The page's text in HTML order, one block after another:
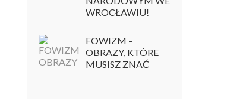
WROCŁAWIU!
FOWIZM –
OBRAZY, KTÓRE
MUSISZ ZNAĆ